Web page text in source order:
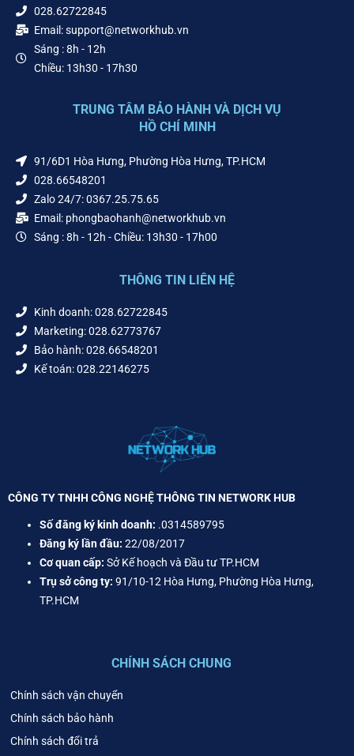
028.62722845
Email: support@networkhub.vn
Sáng : 8h - 12h
Chiều: 13h30 - 17h30
TRUNG TÂM BẢO HÀNH VÀ DỊCH VỤ
HỒ CHÍ MINH
91/6D1 Hòa Hưng, Phường Hòa Hưng, TP.HCM
028.66548201
Zalo 24/7: 0367.25.75.65
Email: phongbaohanh@networkhub.vn
Sáng : 8h - 12h - Chiều: 13h30 - 17h00
THÔNG TIN LIÊN HỆ
Kinh doanh: 028.62722845
Marketing: 028.62773767
Bảo hành: 028.66548201
Kế toán: 028.22146275
CÔNG TY TNHH CÔNG NGHỆ THÔNG TIN NETWORK HUB
Số đăng ký kinh doanh: .0314589795
Đăng ký lần đầu: 22/08/2017
Cơ quan cấp: Sở Kế hoạch và Đầu tư TP.HCM
Trụ sở công ty: 91/10-12 Hòa Hưng, Phường Hòa Hưng,
TP.HCM
CHÍNH SÁCH CHUNG
Chính sách vận chuyển
Chính sách bảo hành
Chính sách đổi trả